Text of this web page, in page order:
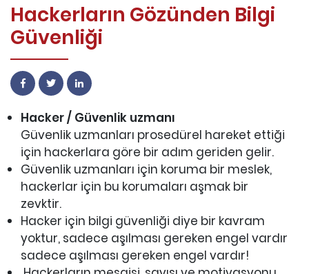
Hackerların Gözünden Bilgi
Güvenliği
Hacker / Güvenlik uzmanı
Güvenlik uzmanları prosedürel hareket ettiği
için hackerlara göre bir adım geriden gelir.
Güvenlik uzmanları için koruma bir meslek,
hackerlar için bu korumaları aşmak bir
zevktir.
Hacker için bilgi güvenliği diye bir kavram
yoktur, sadece aşılması gereken engel vardır
sadece aşılması gereken engel vardır!